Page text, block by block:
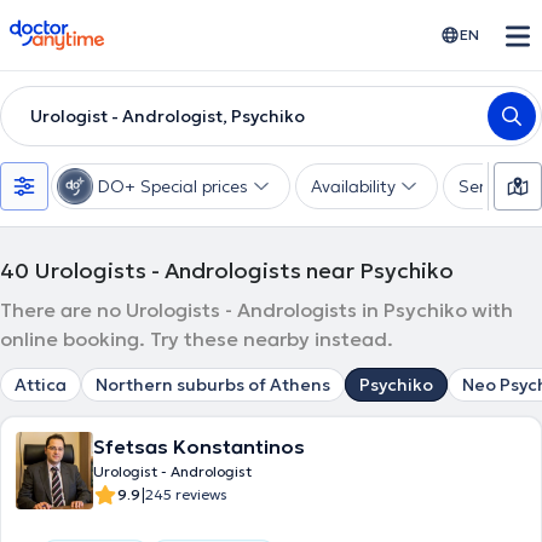
doctoranytime EN
Urologist - Andrologist, Psychiko
DO+ Special prices Availability Services
40 Urologists - Andrologists near Psychiko
There are no Urologists - Andrologists in Psychiko with
online booking. Try these nearby instead.
Attica Northern suburbs of Athens Psychiko Neo
Sfetsas Konstantinos
Urologist - Andrologist
9.9|245 reviews